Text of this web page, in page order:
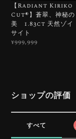
【Radiant Kiriko
Cut®︎】蒼翠、神秘の
美 1.83ct 天然ゾイ
サイト
¥999,999
ショップの評価
すべて